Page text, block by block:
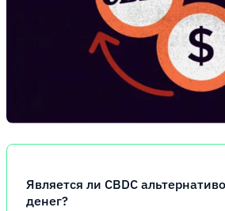
Является ли CBDC
денег?